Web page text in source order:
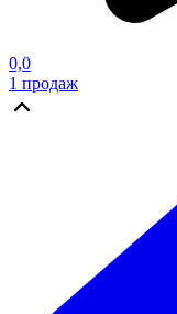
0,0
1 продаж